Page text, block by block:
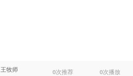
王牧师 0次推荐 0次播放